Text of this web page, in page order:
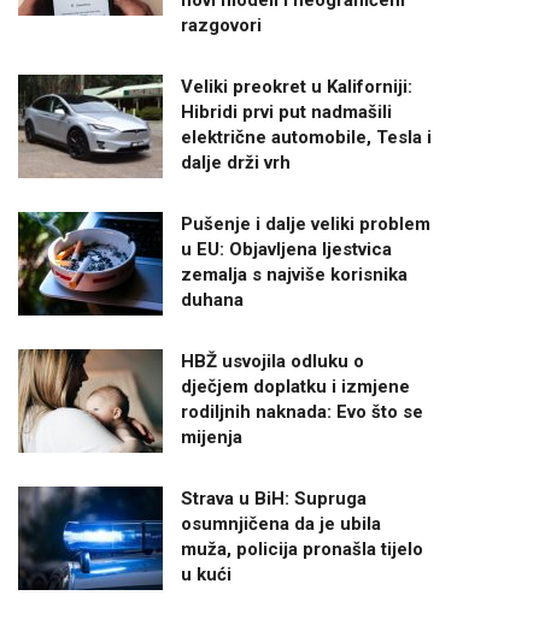
razgovori
Veliki preokret u Kaliforniji:
Hibridi prvi put nadmašili
električne automobile, Tesla i
dalje drži vrh
Pušenje i dalje veliki problem
u EU: Objavljena ljestvica
zemalja s najviše korisnika
duhana
HBŽ usvojila odluku o
dječjem doplatku i izmjene
rodiljnih naknada: Evo što se
mijenja
Strava u BiH: Supruga
osumnjičena da je ubila
muža, policija pronašla tijelo
u kući